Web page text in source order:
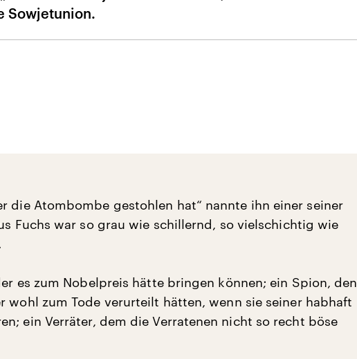
Sowjetunion.
die Atombombe gestohlen hat“ nannte ihn einer seiner
Fuchs war so grau wie schillernd, so vielschichtig wie
es zum Nobelpreis hätte bringen können; ein Spion, den
wohl zum Tode verurteilt hätten, wenn sie seiner habhaft
ein Verräter, dem die Verratenen nicht so recht böse